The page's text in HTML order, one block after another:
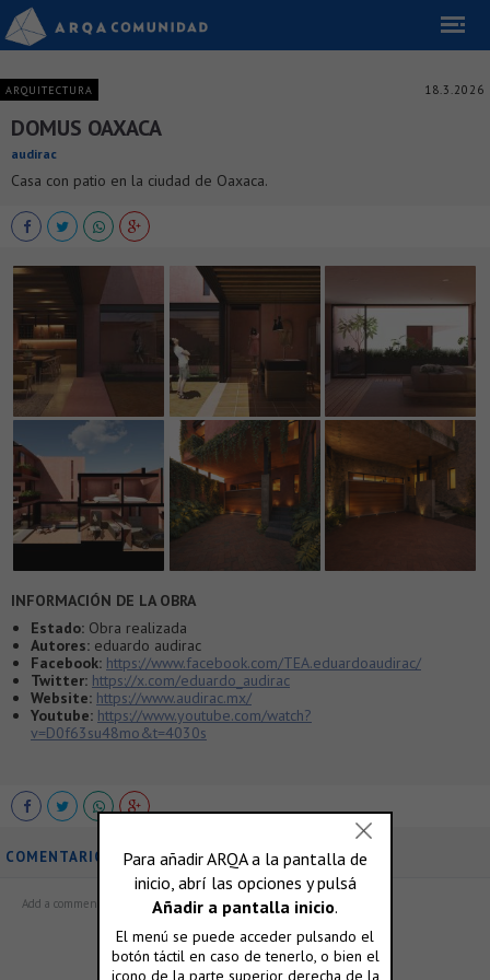
ARQUITECTURA 18.3.2026
DOMUS OAXACA
audirac
Casa con patio en la ciudad de Oaxaca.
INFORMACIÓN DE LA OBRA
Estado: Obra realizada
Autores: eduardo audirac
Facebook: https://www.facebook.com/TEA.eduardoaudirac/
Twitter: https://x.com/eduardo_audirac
Website: https://www.audirac.mx/
Youtube: https://www.youtube.com/watch?
v=D0f63su48mo&t=4030s
COMENTARIOS
ó accedé con